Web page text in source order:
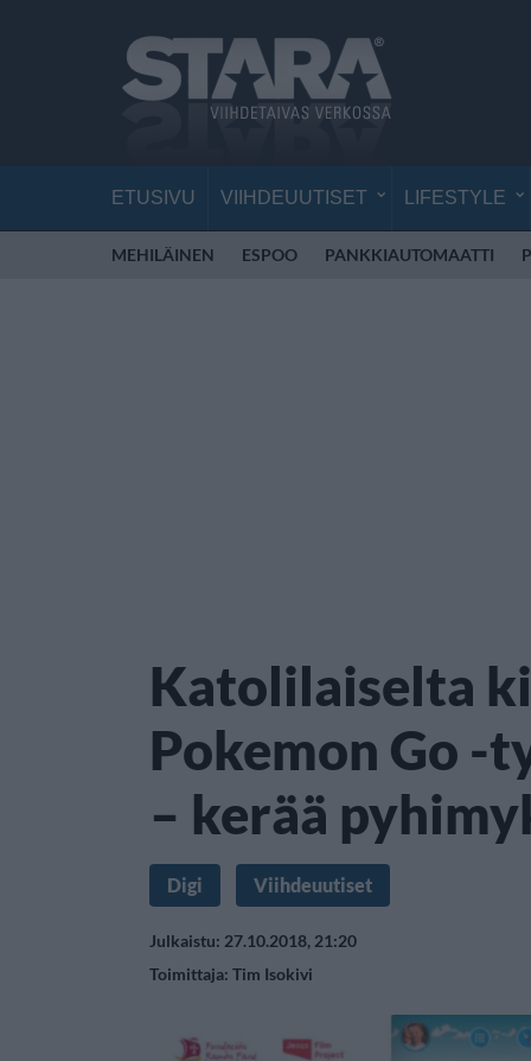
ETUSIVU VIIHDEUUTISET LIFESTYLE
MEHILÄINEN ESPOO PANKKIAUTOMAATTI
Katolilaiselta
Pokemon Go -
– kerää
Digi Viihdeuutiset
Julkaistu: 27.10.2018, 21:20
Toimittaja: Tim Isokivi